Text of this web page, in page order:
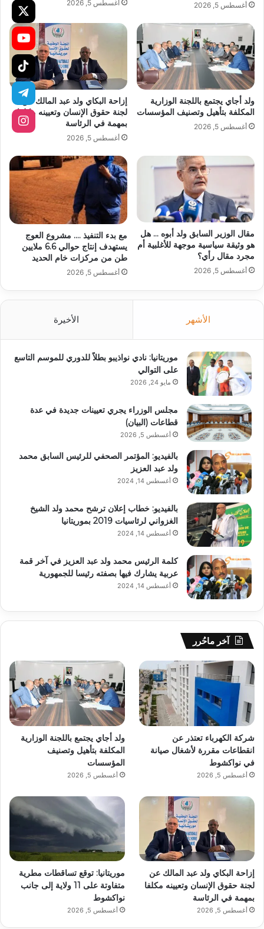
أغسطس 5, 2026 أغسطس 5, 2026
ولد أجاي يجتمع باللجنة الوزارية
المكلفة بتأهيل وتصنيف المؤسسات
أغسطس 5, 2026
إزاحة البكاي ولد عبد المالك عن
لجنة حقوق الإنسان وتعيينه مكلفا
بمهمة في الرئاسة
أغسطس 5, 2026
مقال الوزير السابق ولد أبوه … هل
هو وثيقة سياسية موجهة للأغلبية أم
مجرد مقال رأي؟
أغسطس 5, 2026
مع بدء التنفيذ …. مشروع العوج
يستهدف إنتاج حوالي 6.6 ملايين
طن من مركزات خام الحديد
أغسطس 5, 2026
الأشهر الأخيرة
موريتانيا: نادي نواذيبو بطلاً للدوري للموسم التاسع
على التوالي
مايو 24, 2026
مجلس الوزراء يجري تعيينات جديدة في عدة
قطاعات (البيان)
أغسطس 5, 2026
بالفيديو: المؤتمر الصحفي للرئيس السابق محمد
ولد عبد العزيز
أغسطس 14, 2024
بالفيديو: خطاب إعلان ترشح محمد ولد الشيخ
الغزواني لرئاسيات 2019 بموريتانيا
أغسطس 14, 2024
كلمة الرئيس محمد ولد عبد العزيز في آخر قمة
عربية يشارك فيها بصفته رئيسا للجمهورية
أغسطس 14, 2024
آخر ماحُرر
شركة الكهرباء تعتذر عن
انقطاعات مقررة لأشغال صيانة
في نواكشوط
أغسطس 5, 2026
ولد أجاي يجتمع باللجنة الوزارية
المكلفة بتأهيل وتصنيف
المؤسسات
أغسطس 5, 2026
إزاحة البكاي ولد عبد المالك عن
لجنة حقوق الإنسان وتعيينه مكلفا
بمهمة في الرئاسة
أغسطس 5, 2026
موريتانيا: توقع تساقطات مطرية
متفاوتة على 11 ولاية إلى جانب
نواكشوط
أغسطس 5, 2026